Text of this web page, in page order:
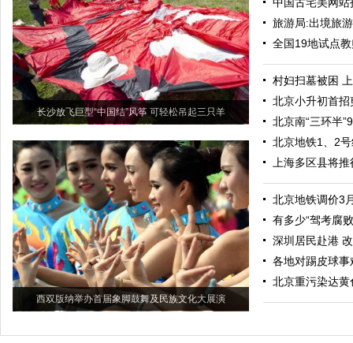
长沙放飞巨型“中国结”风筝 可轻松吊起三只羊
西双版纳举办首届象脚鼓舞及民族文化大展演
旅游局:出境旅
全国19地试点教
村妇扫墓被困
北京小升初首
北京南“三环半
北京地铁1、2
上海多区县将
北京地铁调价3
有多少“驾考腐
深圳居民赴港
各地对踢皮球
北京重污染达